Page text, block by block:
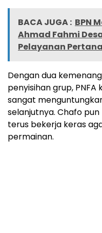
BACA JUGA : BPN
Ahmad Fahmi
Pelayanan
Dengan dua
penyisihan grup,
sangat
selanjutnya. Chafo
terus bekerja keras
permainan.